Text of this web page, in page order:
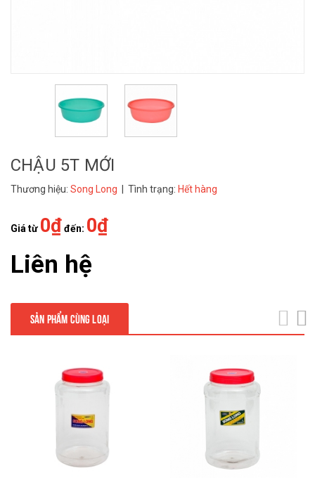
CHẬU 5T MỚI
Thương hiệu: Song Long | Tình trạng: Hết hàng
Giá từ 0₫đến: 0₫
Liên hệ
SẢN PHẨM CÙNG LOẠI